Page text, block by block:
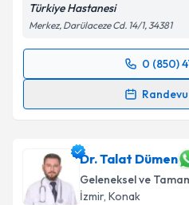
Türkiye Hastanesi
Merkez, Darülaceze Cd. 14/1, 34381
0 (850)
Randevu Takvimi
takvim hazırlandığında e-
E-posta Adresiniz
Dr. Talat Dümen
Geleneksel ve
İzmir, Konak